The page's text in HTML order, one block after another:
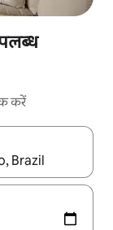
करें
करके नेविगेट